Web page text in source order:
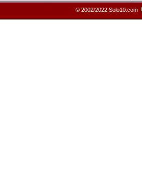
© 2002/2022 Solo10.com